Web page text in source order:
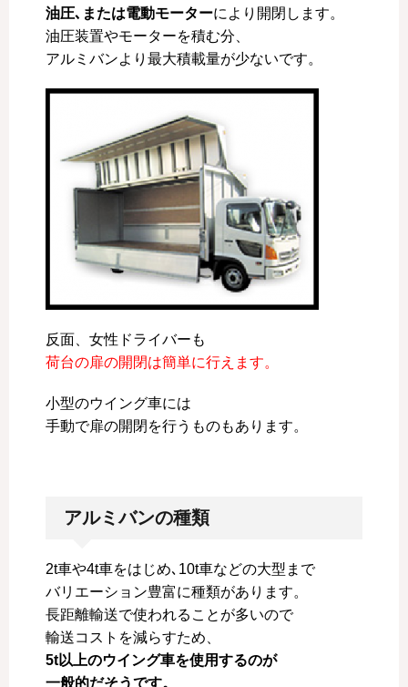
油圧､または電動モーターにより開閉します。
油圧装置やモーターを積む分、
アルミバンより最大積載量が少ないです。
反面、女性ドライバーも
荷台の扉の開閉は簡単に行えます。
小型のウイング車には
手動で扉の開閉を行うものもあります。
アルミバンの種類
2t車や4t車をはじめ､10t車などの大型まで
バリエーション豊富に種類があります。
長距離輸送で使われることが多いので
輸送コストを減らすため、
5t以上のウイング車を使用するのが
一般的だそうです。